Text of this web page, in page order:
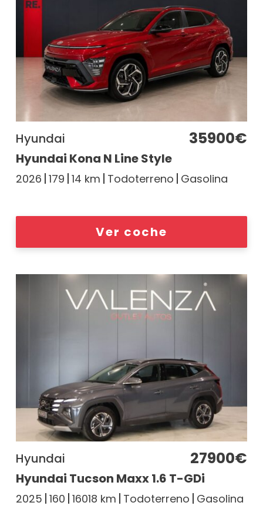
Hyundai 35900€
Hyundai Kona N Line Style
2026 179 14 km Todoterreno Gasolina
Ver coche
Hyundai 27900€
Hyundai Tucson Maxx 1.6 T-GDi
2025 160 16018 km Todoterreno Gasolina